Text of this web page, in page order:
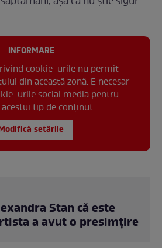
INFORMARE
cookie-urile nu permit
din această zonă. E necesar
urile social media pentru
tip de conținut.
setările
Stan că este
a avut o presimțire